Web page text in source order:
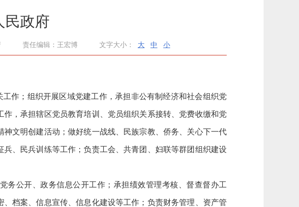
民政府
责任编辑：王宏博 文字大小： 大 中 小
作；组织开展区域党建工作，承担非公有制经济和社会组织党
，承担辖区党员教育培训、党员组织关系接转、党费收缴和党
文明创建活动；做好统一战线、民族宗教、侨务、关心下一代
、民兵训练等工作；负责工会、共青团、妇联等群团组织建设
务公开、政务信息公开工作；承担绩效管理考核、督查督办工
档案、信息宣传、信息化建设等工作；负责财务管理、资产管